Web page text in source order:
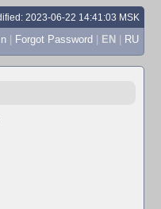
2023-06-22 14:41:03 MSK
| Forgot Password | EN | RU